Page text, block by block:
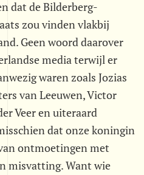
dat de Bilderberg-
zou vinden vlakbij
Geen woord daarover
media terwijl er
waren zoals Jozias
van Leeuwen, Victor
Veer en uiteraard
dat onze koningin
ontmoetingen met
misvatting. Want wie